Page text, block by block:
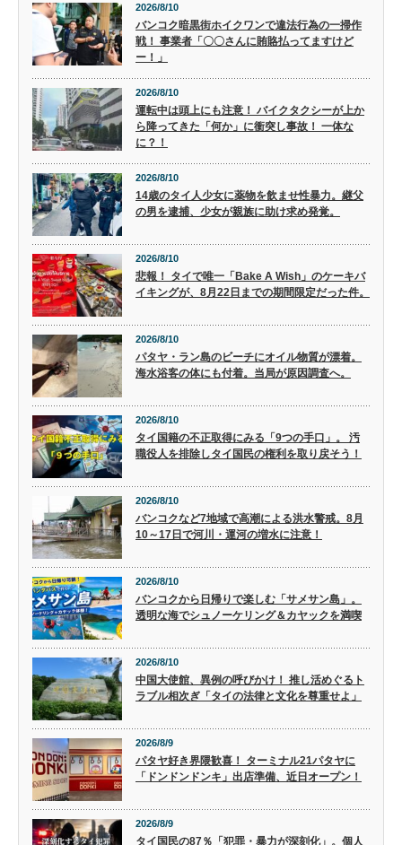
2026/8/10
バンコク暗黒街ホイクワンで違法行為の一掃作
戦！ 事業者「〇〇さんに賄賂払ってますけど
ー！」
2026/8/10
運転中は頭上にも注意！ バイクタクシーが上か
ら降ってきた「何か」に衝突し事故！ 一体な
に？！
2026/8/10
14歳のタイ人少女に薬物を飲ませ性暴力。継父
の男を逮捕、少女が親族に助け求め発覚。
2026/8/10
悲報！ タイで唯一「Bake A Wish」のケーキバ
イキングが、8月22日までの期間限定だった件。
2026/8/10
パタヤ・ラン島のビーチにオイル物質が漂着。
海水浴客の体にも付着。当局が原因調査へ。
2026/8/10
タイ国籍の不正取得にみる「9つの手口」。 汚
職役人を排除しタイ国民の権利を取り戻そう！
2026/8/10
バンコクなど7地域で高潮による洪水警戒。8月
10～17日で河川・運河の増水に注意！
2026/8/10
バンコクから日帰りで楽しむ「サメサン島」。
透明な海でシュノーケリング＆カヤックを満喫
2026/8/10
中国大使館、異例の呼びかけ！ 推し活めぐるト
ラブル相次ぎ「タイの法律と文化を尊重せよ」
2026/8/9
パタヤ好き界隈歓喜！ ターミナル21パタヤに
「ドンドンドンキ」出店準備、近日オープン！
2026/8/9
タイ国民の87％「犯罪・暴力が深刻化」。個人